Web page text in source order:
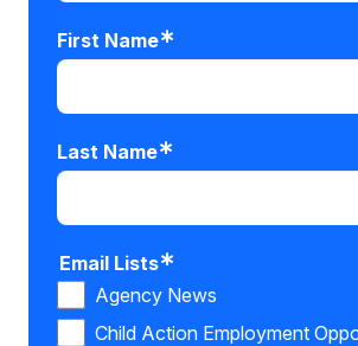
First Name
Last Name
Email Lists
Agency News
Child Action Employment